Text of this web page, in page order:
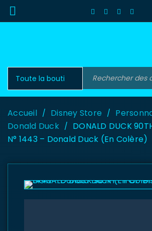
Accueil / Disney Store /
Donald Duck / DONALD DUCK
N° 1443 – Donald Duck (En Colère)